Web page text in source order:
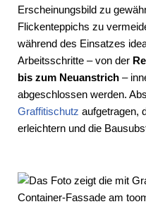
Erscheinungsbild zu
Flickenteppichs zu
während des Einsatzes
Arbeitsschritte – von der
bis zum Neuanstrich –
abgeschlossen werden.
Graffitischutz aufgetragen,
erleichtern und die